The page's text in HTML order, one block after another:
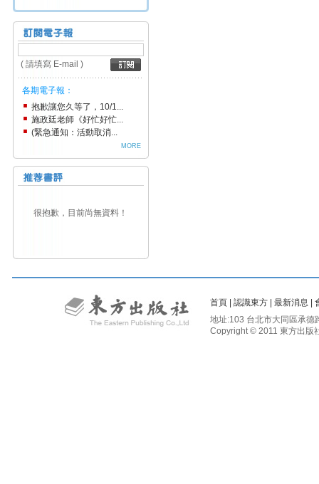
( 請填寫 E-mail )
各期電子報：
抱歉讓您久等了，10/1...
施政廷老師《好忙好忙...
(緊急通知：活動取消...
MORE
很抱歉，目前尚無資料！
首頁 認識東方 最新消息
地址:103 台北市大同區承
Copyright © 2011 東方出版